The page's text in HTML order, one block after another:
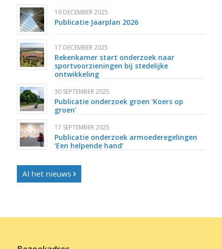
19 DECEMBER 2025
Publicatie Jaarplan 2026
17 DECEMBER 2025
Rekenkamer start onderzoek naar
sportvoorzieningen bij stedelijke
ontwikkeling
30 SEPTEMBER 2025
Publicatie onderzoek groen ‘Koers op
groen’
⬇ Blok overslaan
17 SEPTEMBER 2025
Publicatie onderzoek armoederegelingen
‘Een helpende hand’
Al het nieuws